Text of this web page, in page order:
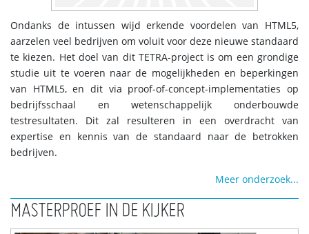
Ondanks de intussen wijd erkende voordelen van HTML5,
aarzelen veel bedrijven om voluit voor deze nieuwe standaard
te kiezen. Het doel van dit TETRA-project is om een grondige
studie uit te voeren naar de mogelijkheden en beperkingen
van HTML5, en dit via proof-of-concept-implementaties op
bedrijfsschaal en wetenschappelijk onderbouwde
testresultaten. Dit zal resulteren in een overdracht van
expertise en kennis van de standaard naar de betrokken
bedrijven.
Meer onderzoek...
MASTERPROEF IN DE KIJKER